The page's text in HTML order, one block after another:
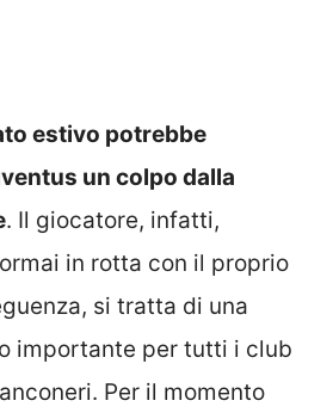
estivo potrebbe
un colpo dalla
. Il giocatore, infatti,
in rotta con il proprio
si tratta di una
importante per tutti i club
Per il momento